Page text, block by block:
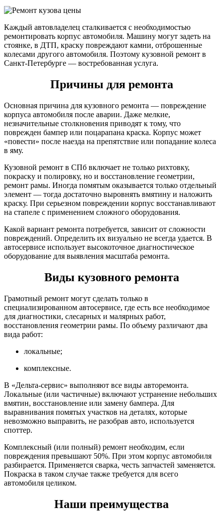
Каждый автовладелец сталкивается с необходимостью
ремонтировать корпус автомобиля. Машину могут задеть на
стоянке, в ДТП, краску повреждают камни, отброшенные
колесами другого автомобиля. Поэтому кузовной ремонт в
Санкт-Петербурге — востребованная услуга.
Причины для ремонта
Основная причина для кузовного ремонта — повреждение
корпуса автомобиля после аварии. Даже мелкие,
незначительные столкновения приводят к тому, что
поврежден бампер или поцарапана краска. Корпус может
«повести» после наезда на препятствие или попадание колеса
в яму.
Кузовной ремонт в СПб включает не только рихтовку,
покраску и полировку, но и восстановление геометрии,
ремонт рамы. Иногда помятым оказывается только отдельный
элемент — тогда достаточно выровнять вмятину и наложить
краску. При серьезном повреждении корпус восстанавливают
на стапеле с применением сложного оборудования.
Какой вариант ремонта потребуется, зависит от сложности
повреждений. Определить их визуально не всегда удается. В
автосервисе использует высокоточное диагностическое
оборудование для выявления масштаба ремонта.
Виды кузовного ремонта
Грамотный ремонт могут сделать только в
специализированном автосервисе, где есть все необходимое
для диагностики, слесарных и малярных работ,
восстановления геометрии рамы. По объему различают два
вида работ:
локальные;
комплексные.
В «Дельта-сервис» выполняют все виды авторемонта.
Локальные (или частичные) включают устранение небольших
вмятин, восстановление или замену бампера. Для
выравнивания помятых участков на деталях, которые
невозможно выправить, не разобрав авто, используется
споттер.
Комплексный (или полный) ремонт необходим, если
повреждения превышают 50%. При этом корпус автомобиля
разбирается. Применяется сварка, честь запчастей заменяется.
Покраска в таком случае также требуется для всего
автомобиля целиком.
Наши преимущества